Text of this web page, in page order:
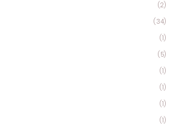
(2)
(34)
(1)
(5)
(1)
(1)
(1)
(1)